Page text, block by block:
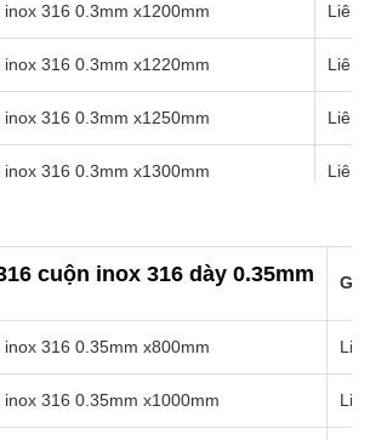
316 0.25mmx1550mm
316 0.25mmx1570mm
316 0.3mm x1200mm Liên
316 0.3mm x1220mm Liên
316 0.3mm x1250mm Liên
316 0.3mm x1300mm Liên
316 0.3mm x1400mm
cuộn inox 316 dày 0.35mm
316 0.35mm x800mm
316 0.35mm x1000mm